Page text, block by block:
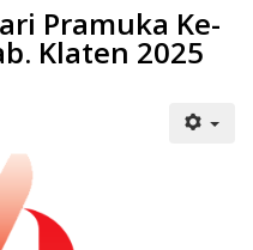
Pramuka Ke-
Klaten 2025